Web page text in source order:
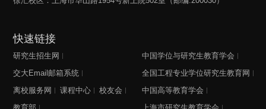
快速链接
研究生招生网
交大Email邮箱系统
离校服务网
课程中心
校友会
中国学位与研究生教育学会
全国工程专业学位研究生教育网
中国高等教育学会